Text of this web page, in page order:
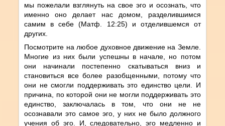
мы пожелали взглянуть на свое эго и осознать, что
именно оно делает нас домом, разделившимся
самим в себе (Матф. 12:25) и отделившемся от
других.
Посмотрите на любое духовное движение на Земле.
Многие из них были успешны в начале, но потом
они начинали постепенно скатываться вниз и
становиться все более разобщенными, потому что
они не смогли поддерживать это единство цели. И
причина, по которой они не могли поддерживать это
единство, заключалась в том, что они не не
осознавали это самое эго, у них не было должного
учения об эго. И, следовательно, эго медленно и